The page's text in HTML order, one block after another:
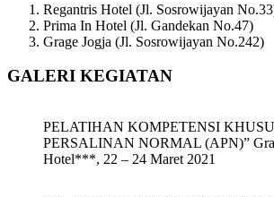
Regantris Hotel (Jl. Sosrowijayan
Prima In Hotel (Jl. Gandekan No.47)
Grage Jogja (Jl. Sosrowijayan No.242)
GALERI KEGIATAN
PELATIHAN KOMPETENSI
PERSALINAN NORMAL (APN)”
Hotel***, 22 – 24 Maret 2021